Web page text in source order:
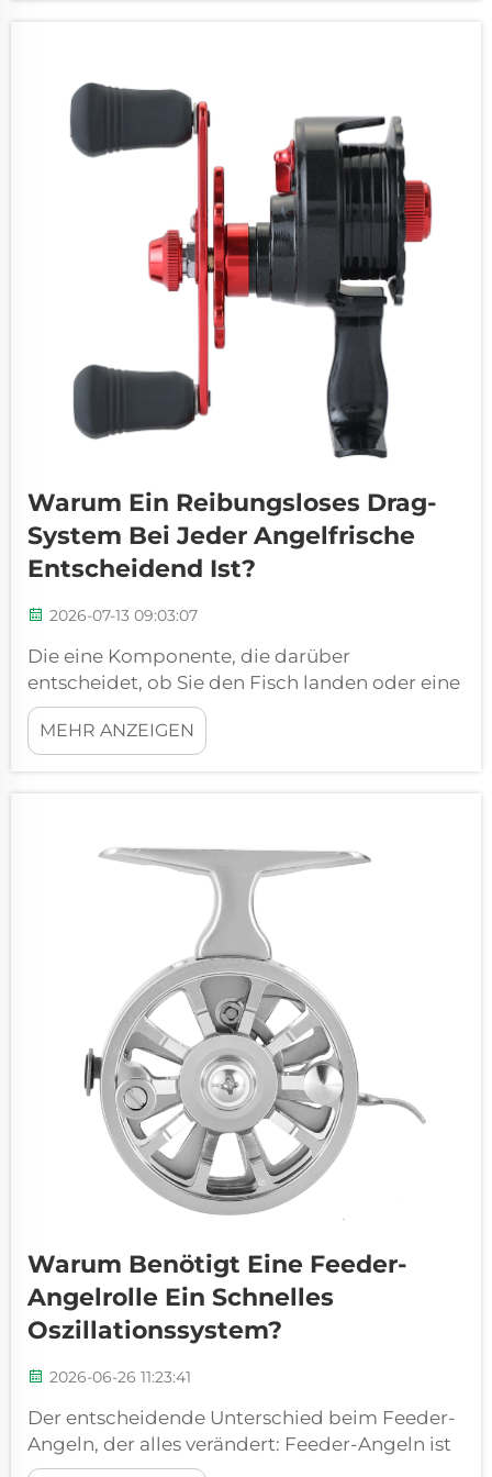
Warum Ein Reibungsloses Drag-
System Bei Jeder Angelfrische
Entscheidend Ist?
2026-07-13 09:03:07
Die eine Komponente, die darüber
entscheidet, ob Sie den Fisch landen oder eine
Geschichte über denjenigen erzählen, der
entkommen ist. Betreten Sie jeden Steg oder
jede Charter-Yacht, und mit hoher
geschnitten hat...
MEHR ANZEIGEN
Warum Benötigt Eine Feeder-
Angelrolle Ein Schnelles
Oszillationssystem?
2026-06-26 11:23:41
Der entscheidende Unterschied beim Feeder-
Angeln, der alles verändert: Feeder-Angeln ist
nicht einfach nur Wurf und Warten. Es ist eine